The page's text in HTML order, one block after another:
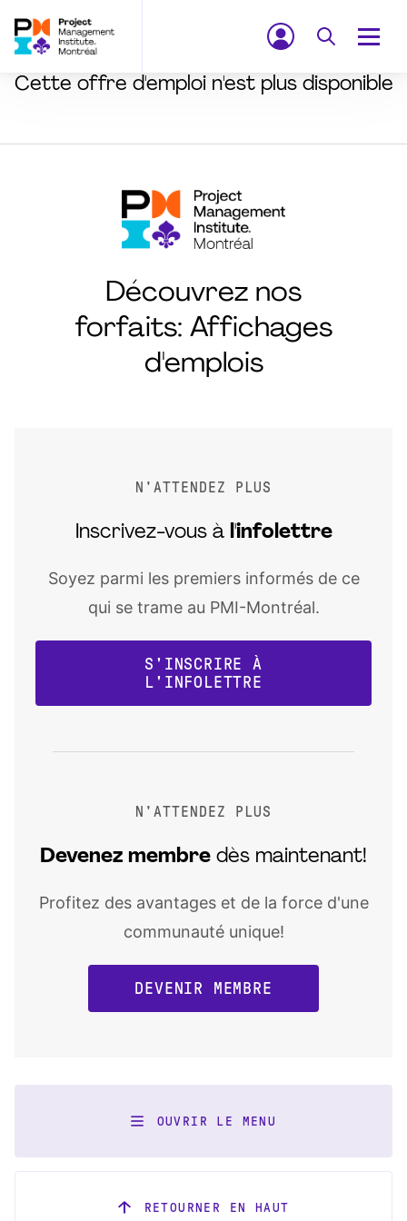
Cette offre d'emploi n'est plus disponible
Découvrez nos
forfaits: Affichages
d'emplois
N'ATTENDEZ PLUS
Inscrivez-vous à l'infolettre
Soyez parmi les premiers informés de ce
qui se trame au PMI-Montréal.
S'INSCRIRE À
L'INFOLETTRE
N'ATTENDEZ PLUS
Devenez membre dès maintenant!
Profitez des avantages et de la force d'une
communauté unique!
DEVENIR MEMBRE
OUVRIR LE MENU
RETOURNER EN HAUT